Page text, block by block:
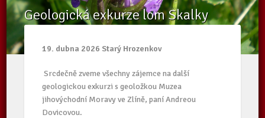
Geologická exkurze lom Skalky
19. dubna 2026 Starý Hrozenkov
Srcdečně zveme všechny zájemce na další
geologickou exkurzi s geoložkou Muzea
jihovýchodní Moravy ve Zlíně, paní Andreou
Dovicovou.